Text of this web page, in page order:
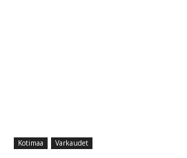
Kotimaa Varkaudet